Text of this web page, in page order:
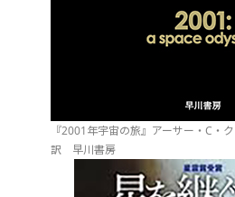
『2001年宇宙の旅』アーサー・C
訳 早川書房